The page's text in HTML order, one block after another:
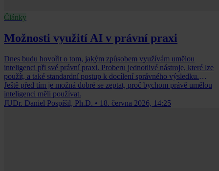
Články
Možnosti využití AI v právní praxi
Dnes budu hovořit o tom, jakým způsobem využívám umělou
inteligenci při své právní praxi. Proberu jednotlivé nástroje, které lze
použít, a také standardní postup k docílení správného výsledku.
Ještě před tím je možná dobré se zeptat, proč bychom právě umělou
inteligenci měli používat.
JUDr. Daniel Pospíšil, Ph.D. • 18. června 2026, 14:25